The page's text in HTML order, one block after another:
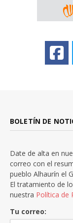
BOLETÍN DE
Date de alta en
correo con el
pueblo Alhaurín el
El tratamiento de
nuestra Política de
Tu correo: